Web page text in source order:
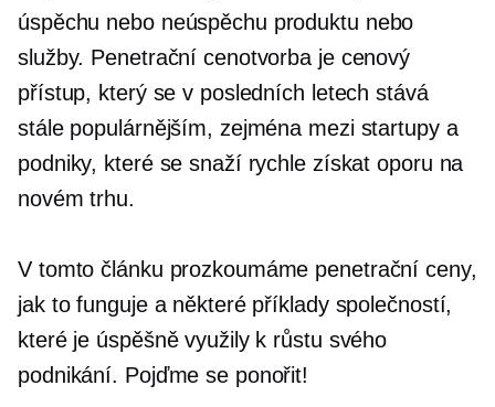
úspěchu nebo neúspěchu produktu nebo
služby. Penetrační cenotvorba je cenový
přístup, který se v posledních letech stává
stále populárnějším, zejména mezi startupy a
podniky, které se snaží rychle získat oporu na
novém trhu.
V tomto článku prozkoumáme penetrační ceny,
jak to funguje a některé příklady společností,
které je úspěšně využily k růstu svého
podnikání. Pojďme se ponořit!